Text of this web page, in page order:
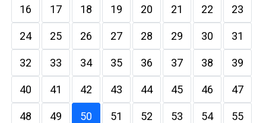
16 17 18 19 20 21 22 23
24 25 26 27 28 29 30 31
32 33 34 35 36 37 38 39
40 41 42 43 44 45 46 47
48 49 50 51 52 53 54 55